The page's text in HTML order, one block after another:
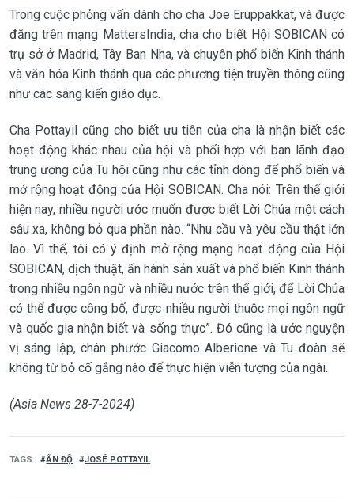
Trong cuộc phỏng vấn dành cho cha Joe Eruppakkat, và được
đăng trên mạng MattersIndia, cha cho biết Hội SOBICAN có
trụ sở ở Madrid, Tây Ban Nha, và chuyên phổ biến Kinh thánh
và văn hóa Kinh thánh qua các phương tiện truyền thông cũng
như các sáng kiến giáo dục.
Cha Pottayil cũng cho biết ưu tiên của cha là nhận biết các
hoạt động khác nhau của hội và phối hợp với ban lãnh đạo
trung ương của Tu hội cũng như các tỉnh dòng để phổ biến và
mở rộng hoạt động của Hội SOBICAN. Cha nói: Trên thế giới
hiện nay, nhiều người ước muốn được biết Lời Chúa một cách
sâu xa, không bỏ qua phần nào. “Nhu cầu và yêu cầu thật lớn
lao. Vì thế, tôi có ý định mở rộng mạng hoạt động của Hội
SOBICAN, dịch thuật, ấn hành sản xuất và phổ biến Kinh thánh
trong nhiều ngôn ngữ và nhiều nước trên thế giới, để Lời Chúa
có thể được công bố, được nhiều người thuộc mọi ngôn ngữ
và quốc gia nhận biết và sống thực”. Đó cũng là ước nguyện
vị sáng lập, chân phước Giacomo Alberione và Tu đoàn sẽ
không từ bỏ cố gắng nào để thực hiện viễn tượng của ngài.
(Asia News 28-7-2024)
TAGS ẤN ĐỘ JOSÉ POTTAYIL